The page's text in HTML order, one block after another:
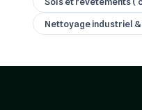
Nettoyage industriel